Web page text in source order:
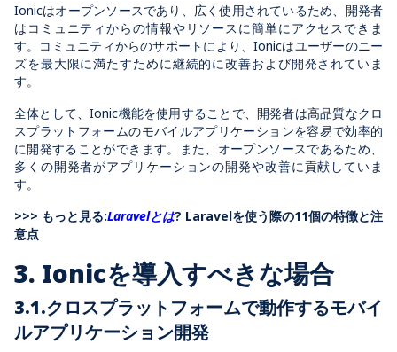
Ionicはオープンソースであり、広く使用されているため、開発者
はコミュニティからの情報やリソースに簡単にアクセスできま
す。コミュニティからのサポートにより、Ionicはユーザーのニー
ズを最大限に満たすために継続的に改善および開発されていま
す。
全体として、Ionic機能を使用することで、開発者は高品質なクロ
スプラットフォームのモバイルアプリケーションを容易で効率的
に開発することができます。また、オープンソースであるため、
多くの開発者がアプリケーションの開発や改善に貢献していま
す。
>>> もっと見る:Laravelとは? Laravelを使う際の11個の特徴と注
意点
3. Ionicを導入すべきな場合
3.1.クロスプラットフォームで動作するモバイ
ルアプリケーション開発